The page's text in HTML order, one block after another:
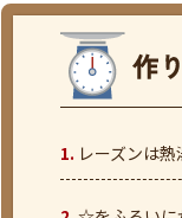
レーズンは